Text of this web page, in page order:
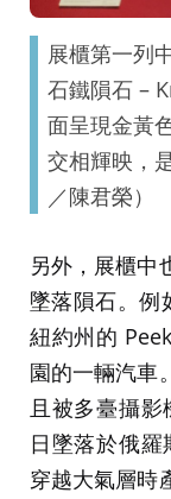
展櫃第一列
石鐵隕石 –
面呈現金黃
交相輝映，
／陳君榮）
另外，展櫃中
墜落隕石。例
紐約州的
園的一輛汽車
且被多臺攝
日墜落於俄
穿越大氣層時